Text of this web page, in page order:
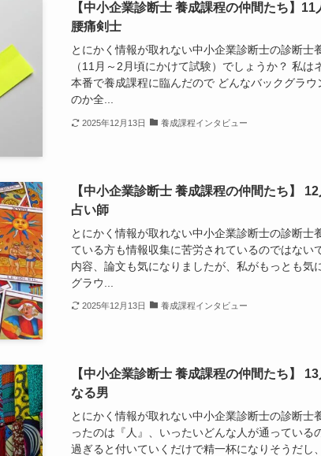
【中小企業診断士 養成課程の仲間たち】
腰痛剣士
とにかく情報が取れない中小企業診断士の診断士
（11月～2月頃にかけて試験）でしょうか？ 私
本番で養成課程に臨んだので どんなバックグラ
のか全...
2025年12月13日 養成課程インタビュー
【中小企業診断士 養成課程の仲間たち】
占い師
とにかく情報が取れない中小企業診断士の診断士
ている方も情報収集に苦労されているのではない
内容、論文も気になりましたが、私がもっとも気
グラウ...
2025年12月13日 養成課程インタビュー
【中小企業診断士 養成課程の仲間たち】
なる男
とにかく情報が取れない中小企業診断士の診断士
ったのは『人』、いったいどんな人が通っている
過ぎると付いていくだけで精一杯になりそうだし